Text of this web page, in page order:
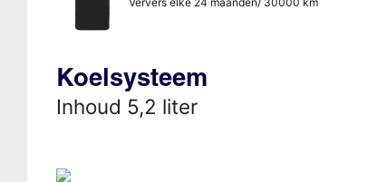
Koelsysteem
Inhoud 5,2 liter